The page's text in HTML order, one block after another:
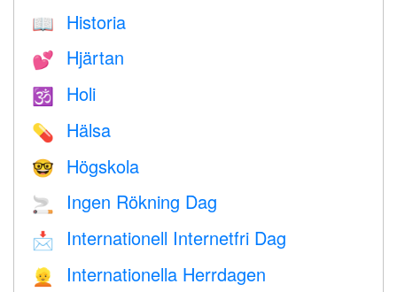
📖 Historia
💕 Hjärtan
🕉 Holi
💊 Hälsa
🤓 Högskola
🚬 Ingen Rökning Dag
📩 Internationell Internetfri Dag
👱 Internationella Herrdagen